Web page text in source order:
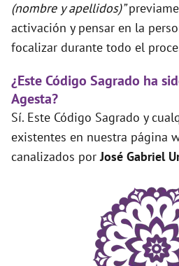
(nombre y apellidos)”
activación y pensar en la
focalizar durante todo el
¿Este Código Sagrado ha
Agesta?
Sí. Este Código Sagrado y
existentes en nuestra página
canalizados porJosé Gabriel